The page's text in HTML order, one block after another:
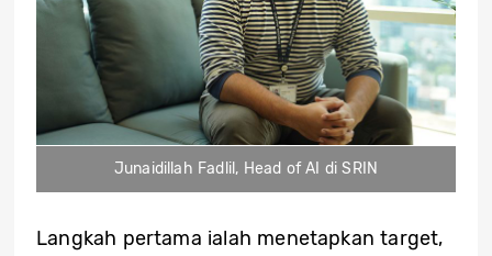
Junaidillah Fadlil, Head of AI di SRIN
Langkah pertama ialah menetapkan target,